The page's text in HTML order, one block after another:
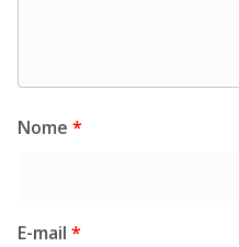
Nome *
E-mail *